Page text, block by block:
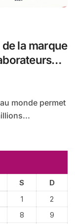
la marque
S
D
1
2
8
9